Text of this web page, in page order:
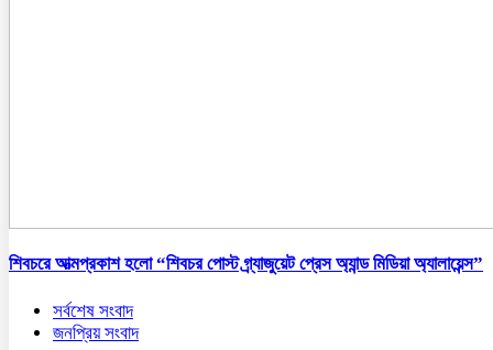
শিবচরে আত্মপ্রকাশ হলো “শিবচর পোস্ট গ্র্যাজুয়েট প্রেস অ্যান্ড মিডিয়া অ্যালায়েন্স”
সর্বশেষ সংবাদ
জনপ্রিয় সংবাদ